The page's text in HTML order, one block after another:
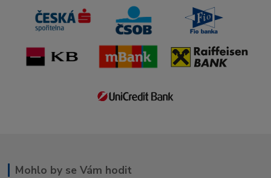
Mohlo by se Vám hodit